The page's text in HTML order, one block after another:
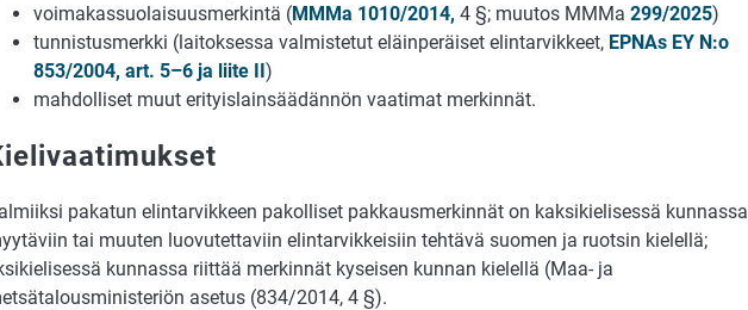
voimakassuolaisuusmerkintä (MMMa 1010/2014, 4 §; muutos MMMa 299/2025)
tunnistusmerkki (laitoksessa valmistetut eläinperäiset elintarvikkeet, EPNAs EY N:o
853/2004, art. 5–6 ja liite II)
mahdolliset muut erityislainsäädännön vaatimat merkinnät.
pakatun elintarvikkeen pakolliset pakkausmerkinnät on kaksikielisessä kunnassa
tai muuten luovutettaviin elintarvikkeisiin tehtävä suomen ja ruotsin kielellä;
kunnassa riittää merkinnät kyseisen kunnan kielellä (Maa- ja
asetus (834/2014, 4 §).